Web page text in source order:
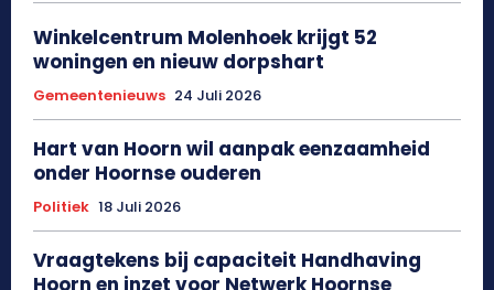
Winkelcentrum Molenhoek krijgt 52
woningen en nieuw dorpshart
Gemeentenieuws 24 Juli 2026
Hart van Hoorn wil aanpak eenzaamheid
onder Hoornse ouderen
Politiek 18 Juli 2026
Vraagtekens bij capaciteit Handhaving